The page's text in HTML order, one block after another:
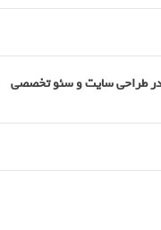
طراحی سایت و سئو تخصصی